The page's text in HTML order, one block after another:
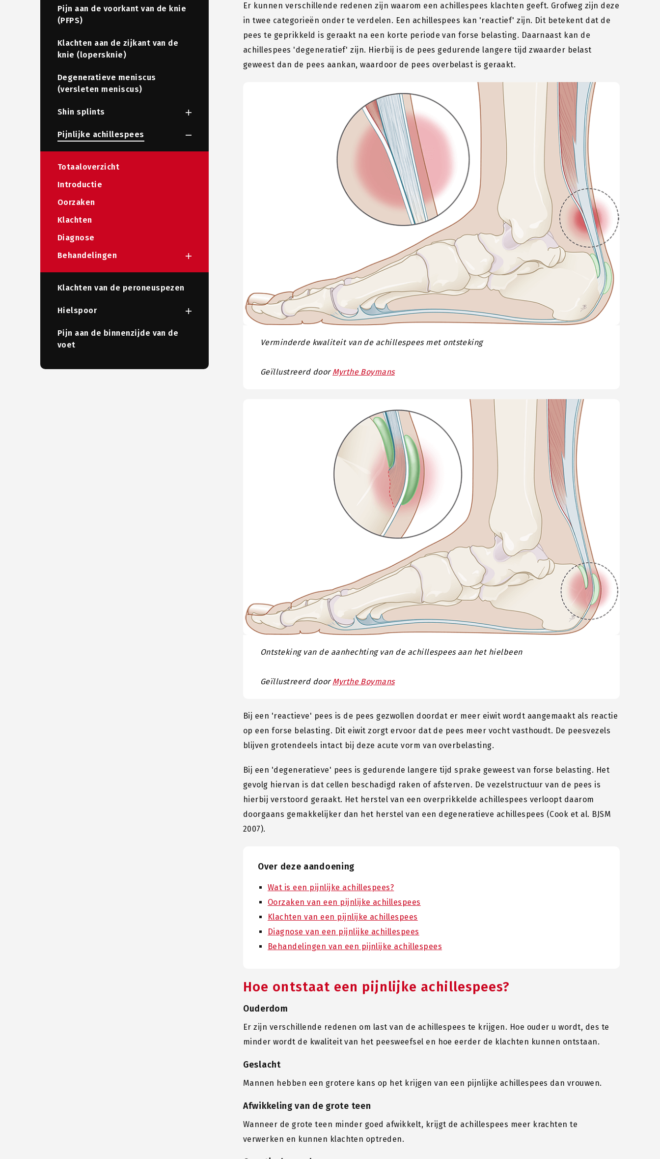
Pijn aan de voorkant van de knie
(PFPS)
Klachten aan de zijkant van de
knie (lopersknie)
Degeneratieve meniscus
(versleten meniscus)
Shin splints
Pijnlijke achillespees
Totaaloverzicht
Introductie
Oorzaken
Klachten
Diagnose
Behandelingen
Klachten van de peroneuspezen
Hielspoor
Pijn aan de binnenzijde van de
voet
Er kunnen verschillende redenen zijn waarom een achillespees klachten geeft. Grofweg zijn deze
in twee categorieën onder te verdelen. Een achillespees kan 'reactief' zijn. Dit betekent dat de
pees te geprikkeld is geraakt na een korte periode van forse belasting. Daarnaast kan de
achillespees 'degeneratief' zijn. Hierbij is de pees gedurende langere tijd zwaarder belast
geweest dan de pees aankan, waardoor de pees overbelast is geraakt.
Verminderde kwaliteit van de achillespees met ontsteking
Geïllustreerd door Myrthe Boymans
Ontsteking van de aanhechting van de achillespees aan het hielbeen
Geïllustreerd door Myrthe Boymans
Bij een 'reactieve' pees is de pees gezwollen doordat er meer eiwit wordt aangemaakt als reactie
op een forse belasting. Dit eiwit zorgt ervoor dat de pees meer vocht vasthoudt. De peesvezels
blijven grotendeels intact bij deze acute vorm van overbelasting.
Bij een 'degeneratieve' pees is gedurende langere tijd sprake geweest van forse belasting. Het
gevolg hiervan is dat cellen beschadigd raken of afsterven. De vezelstructuur van de pees is
hierbij verstoord geraakt. Het herstel van een overprikkelde achillespees verloopt daarom
doorgaans gemakkelijker dan het herstel van een degeneratieve achillespees (Cook et al. BJSM
2007).
Over deze aandoening
Wat is een pijnlijke achillespees?
Oorzaken van een pijnlijke achillespees
Klachten van een pijnlijke achillespees
Diagnose van een pijnlijke achillespees
Behandelingen van een pijnlijke achillespees
Hoe ontstaat een pijnlijke achillespees?
Ouderdom
Er zijn verschillende redenen om last van de achillespees te krijgen. Hoe ouder u wordt, des te
minder wordt de kwaliteit van het peesweefsel en hoe eerder de klachten kunnen ontstaan.
Geslacht
Mannen hebben een grotere kans op het krijgen van een pijnlijke achillespees dan vrouwen.
Afwikkeling van de grote teen
Wanneer de grote teen minder goed afwikkelt, krijgt de achillespees meer krachten te
verwerken en kunnen klachten optreden.